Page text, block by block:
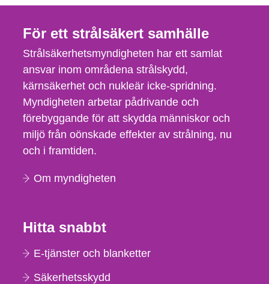
För ett strålsäkert samhälle
Strålsäkerhetsmyndigheten har ett samlat
ansvar inom områdena strålskydd,
kärnsäkerhet och nukleär icke-spridning.
Myndigheten arbetar pådrivande och
förebyggande för att skydda människor och
miljö från oönskade effekter av strålning, nu
och i framtiden.
Om myndigheten
Hitta snabbt
E-tjänster och blanketter
Säkerhetsskydd